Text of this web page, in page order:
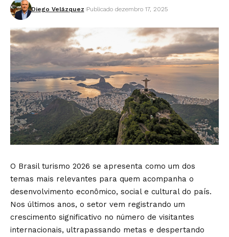
Diego Velázquez Publicado dezembro 17, 2025
O Brasil turismo 2026 se apresenta como um dos
temas mais relevantes para quem acompanha o
desenvolvimento econômico, social e cultural do país.
Nos últimos anos, o setor vem registrando um
crescimento significativo no número de visitantes
internacionais, ultrapassando metas e despertando